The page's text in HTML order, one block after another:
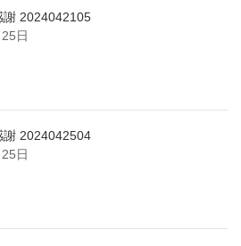
謝 2024042105
日
謝 2024042504
日